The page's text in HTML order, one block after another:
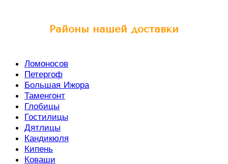
Районы нашей доставки
Ломоносов
Петергоф
Большая Ижора
Таменгонт
Глобицы
Гостилицы
Дятлицы
Кандикюля
Кипень
Коваши